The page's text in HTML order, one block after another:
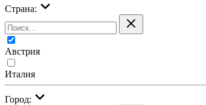
Страна:
Австрия
Италия
Город: